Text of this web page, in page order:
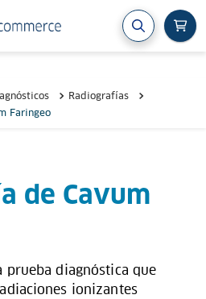
Radiografías
Faringeo
de Cavum
prueba diagnóstica que
ionizantes